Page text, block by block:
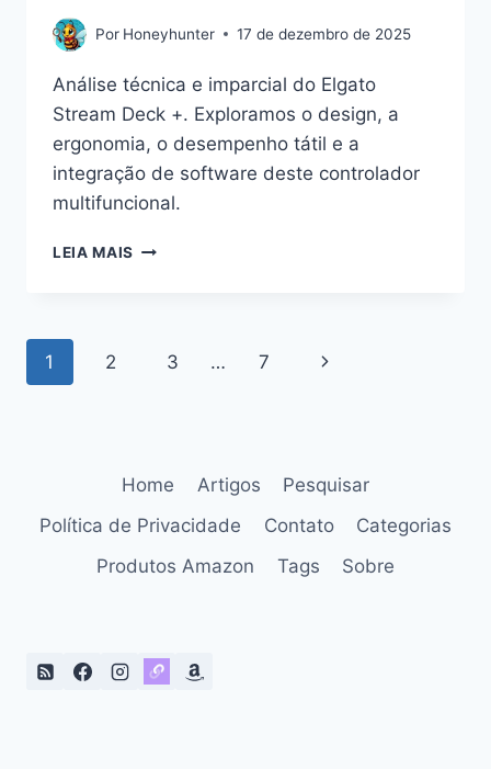
Por Honeyhunter 17 de dezembro de 2025
Análise técnica e imparcial do Elgato
Stream Deck +. Exploramos o design, a
ergonomia, o desempenho tátil e a
integração de software deste controlador
multifuncional.
LEIA MAIS ELGATO
CRITERIOSA
CRIADORES
Navegação
1 2 3 … 7
Página
Home Artigos
Pesquisar
Política de Privacidade
Contato
Categorias
Produtos Amazon
Tags Sobre